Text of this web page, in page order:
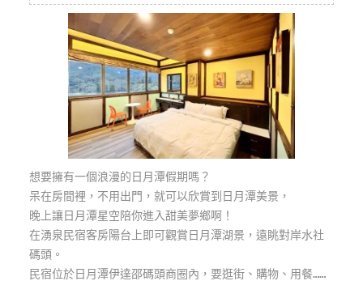
球
玩
玩
樂
地
想要擁有一個浪漫的日月潭假期嗎？
呆在房間裡，不用出門，就可以欣賞到日月潭美景，
晚上讓日月潭星空陪你進入甜美夢鄉啊！
在湧泉民宿客房陽台上即可觀賞日月潭湖景，遠眺對岸水社
碼頭。
民宿位於日月潭伊達邵碼頭商圈內，要逛街、購物、用餐……